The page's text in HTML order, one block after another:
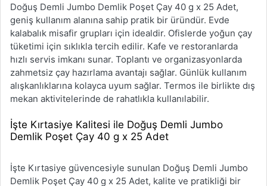
Doğuş Demli Jumbo Demlik Poşet Çay 40 g x 25 Adet,
geniş kullanım alanına sahip pratik bir üründür. Evde
kalabalık misafir grupları için idealdir. Ofislerde yoğun çay
tüketimi için sıklıkla tercih edilir. Kafe ve restoranlarda
hızlı servis imkanı sunar. Toplantı ve organizasyonlarda
zahmetsiz çay hazırlama avantajı sağlar. Günlük kullanım
alışkanlıklarına kolayca uyum sağlar. Termos ile birlikte dış
mekan aktivitelerinde de rahatlıkla kullanılabilir.
İşte Kırtasiye Kalitesi ile Doğuş Demli Jumbo
Demlik Poşet Çay 40 g x 25 Adet
İşte Kırtasiye güvencesiyle sunulan Doğuş Demli Jumbo
Demlik Poşet Çay 40 g x 25 Adet, kalite ve pratikliği bir